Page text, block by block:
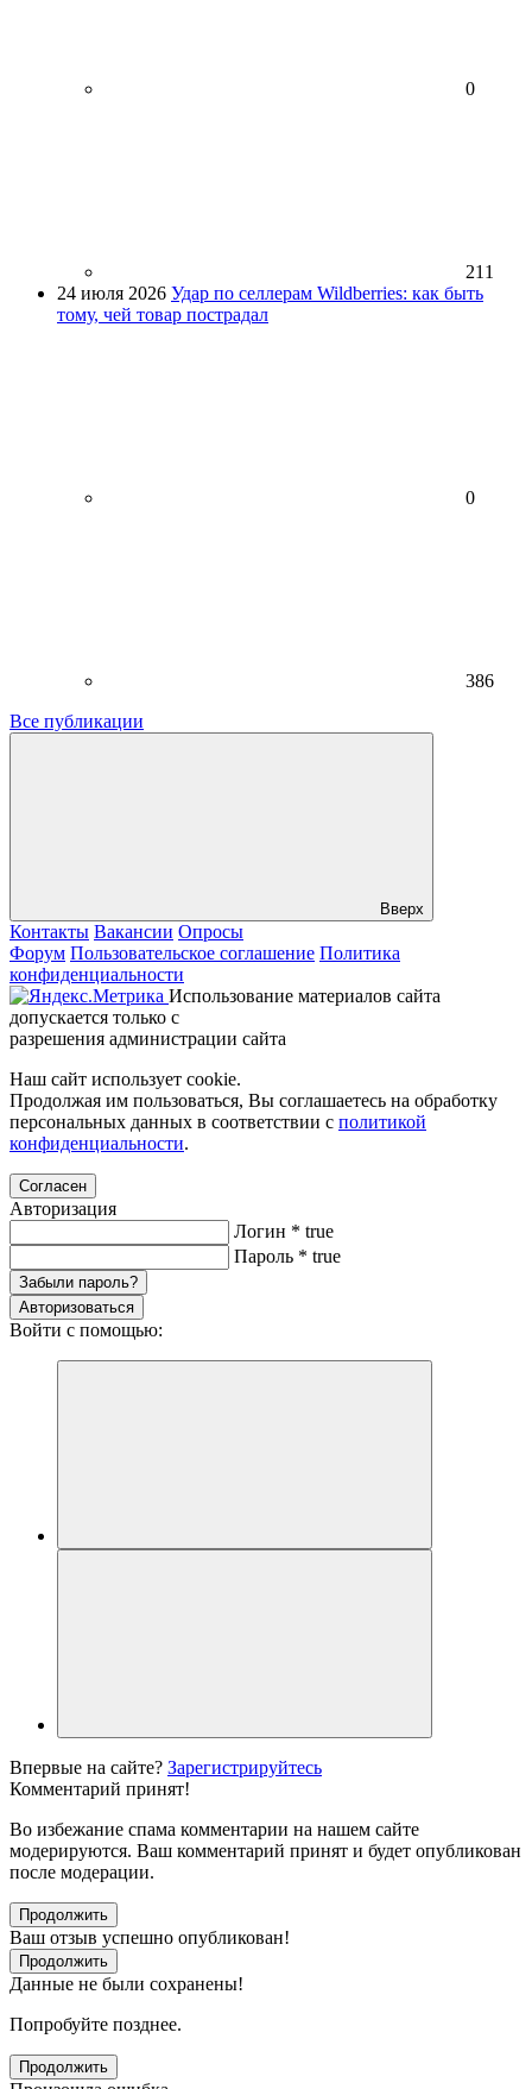
0
211
24 июля 2026 Удар по селлерам Wildberries: как быть
тому, чей товар пострадал
0
386
Все публикации
Вверх
Контакты Вакансии Опросы
Форум Пользовательское соглашение Политика
конфиденциальности
Использование материалов сайта
допускается только с
разрешения администрации сайта
Наш сайт использует cookie.
Продолжая им пользоваться, Вы соглашаетесь на обработку
персональных данных в соответствии с политикой
конфиденциальности.
Согласен
Авторизация
Логин * true
Пароль * true
Забыли пароль?
Авторизоваться
Войти с помощью:
Впервые на сайте? Зарегистрируйтесь
Комментарий принят!
Во избежание спама комментарии на нашем сайте
модерируются. Ваш комментарий принят и будет опубликован
после модерации.
Продолжить
Ваш отзыв успешно опубликован!
Продолжить
Данные не были сохранены!
Попробуйте позднее.
Продолжить